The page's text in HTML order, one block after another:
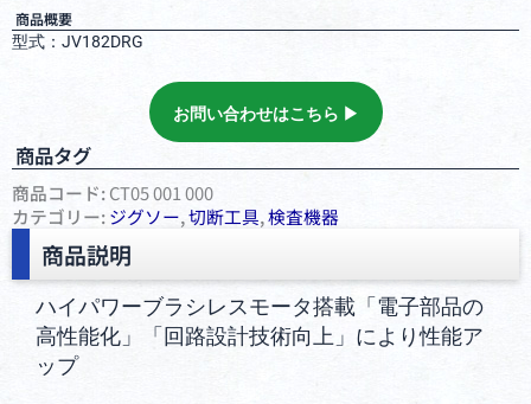
商品概要
型式：JV182DRG
お問い合わせはこちら ▶︎
商品タグ
商品コード:CT05 001 000
カテゴリー:ジグソー,切断⼯具,検査機器
商品説明
ハイパワーブラシレスモータ搭載「電子部品の
高性能化」「回路設計技術向上」により性能ア
ップ